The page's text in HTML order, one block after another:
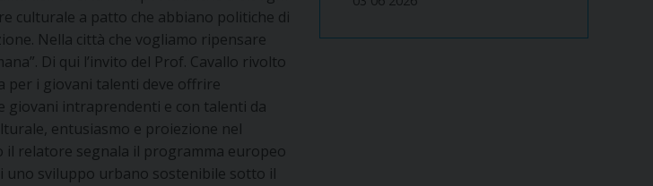
culturale a patto che abbiano politiche di
Nella città che vogliamo ripensare
Di qui l’invito del Prof. Cavallo rivolto
per i giovani talenti deve offrire
giovani intraprendenti e con talenti da
entusiasmo e proiezione nel
il relatore segnala il programma europeo
uno sviluppo urbano sostenibile sotto il